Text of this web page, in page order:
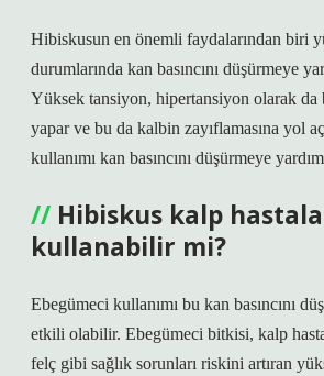
Hibiskusun en önemli faydalarından biri
durumlarında kan basıncını düşürmeye
Yüksek tansiyon, hipertansiyon olarak da
yapar ve bu da kalbin zayıflamasına yol
kullanımı kan basıncını düşürmeye
Hibiskus kalp
kullanabilir mi?
Ebegümeci kullanımı bu kan basıncını
etkili olabilir. Ebegümeci bitkisi, kalp
felç gibi sağlık sorunları riskini artıran